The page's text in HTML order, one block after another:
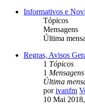
Informativos e
Tópicos
Mensagens
Última
Regras, Avisos
1 Tópicos
1 Mensagens
Última
porivanfm
10 Mai